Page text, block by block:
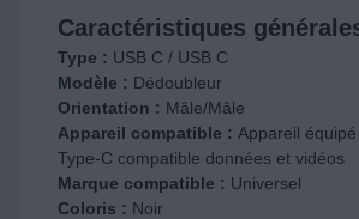
Caractéristiques
Type : USB C / USB C
Modèle : Dédoubleur
Orientation : Mâle/Mâle
Appareil compatible : Appareil
Type-C compatible données et vidéos
Marque compatible : Universel
Coloris : Noir